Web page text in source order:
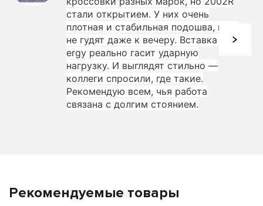
стали открытием. У них очень
плотная и стабильная подошва, ноги
не гудят даже к вечеру. Вставка N-
ergy реально гасит ударную
нагрузку. И выглядят стильно —
коллеги спросили, где такие.
Рекомендую всем, чья работа
связана с долгим стоянием.
Рекомендуемые товары